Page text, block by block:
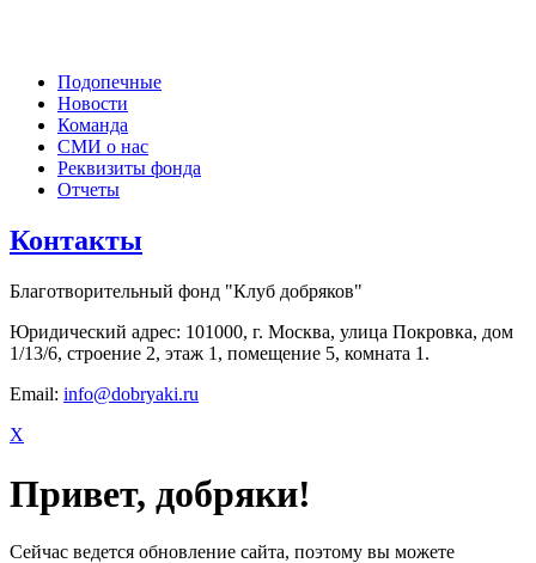
Подопечные
Новости
Команда
СМИ о нас
Реквизиты фонда
Отчеты
Контакты
Благотворительный фонд "Клуб добряков"
Юридический адрес: 101000, г. Москва, улица Покровка, дом
1/13/6, строение 2, этаж 1, помещение 5, комната 1.
Email: info@dobryaki.ru
X
Привет, добряки!
Сейчас ведется обновление сайта, поэтому вы можете